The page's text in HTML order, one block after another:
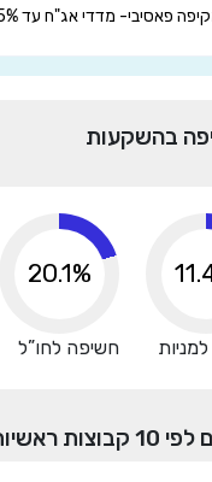
בהשקעות
20.1%
חשיפה לחו”ל
ראשיות